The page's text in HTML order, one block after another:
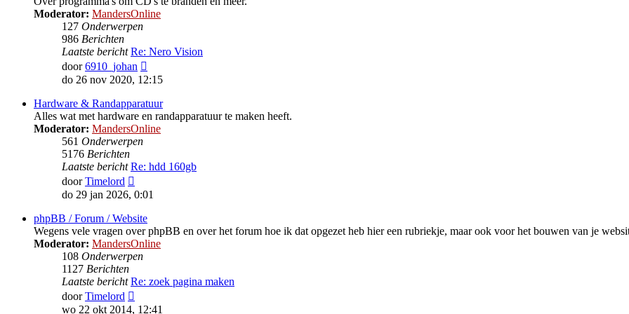
Moderator: MandersOnline
127 Onderwerpen
986 Berichten
Laatste bericht Re: Nero Vision
door6910_johan
laatste
do 26 nov 2020, 12:15
Hardware & Randapparatuur
Alles wat met hardware en randapparatuur te maken heeft.
Moderator: MandersOnline
561 Onderwerpen
5176 Berichten
Laatste bericht Re: hdd 160gb
doorTimelord
laatste
do 29 jan 2026, 0:01
phpBB / Forum / Website
Wegens vele vragen over phpBB en over het forum hoe ik dat opgezet heb hier een rubriekje, maar ook voor het bouwen van je
Moderator: MandersOnline
108 Onderwerpen
1127 Berichten
Laatste bericht Re: zoek pagina maken
doorTimelord
laatste
wo 22 okt 2014, 12:41